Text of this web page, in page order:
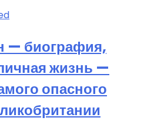
— биография,
жизнь —
опасного